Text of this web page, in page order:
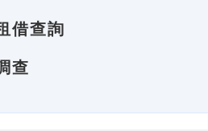
借查詢
查